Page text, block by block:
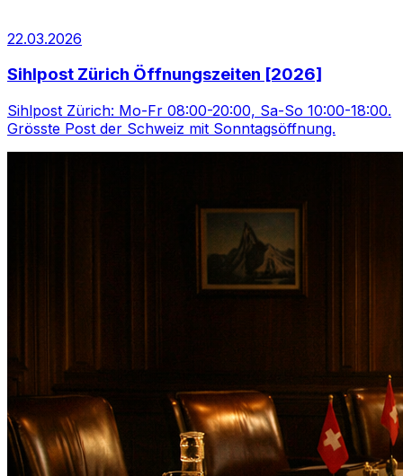
22.03.2026
Sihlpost Zürich Öffnungszeiten [2026]
Sihlpost Zürich: Mo-Fr 08:00-20:00, Sa-So 10:00-18:00.
Grösste Post der Schweiz mit Sonntagsöffnung.